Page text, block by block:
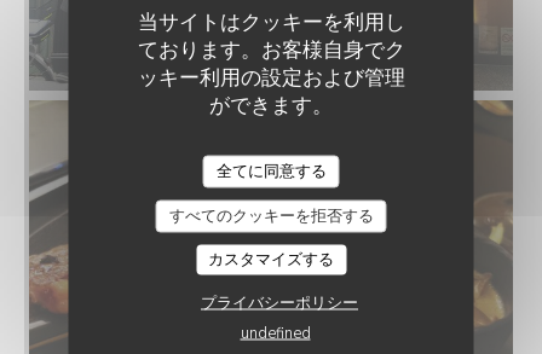
当サイトはクッキーを利用し
ております。お客様自身でク
ッキー利用の設定および管理
ができます。
全てに同意する
すべてのクッキーを拒否する
カスタマイズする
プライバシーポリシー
undefined
LE XXI